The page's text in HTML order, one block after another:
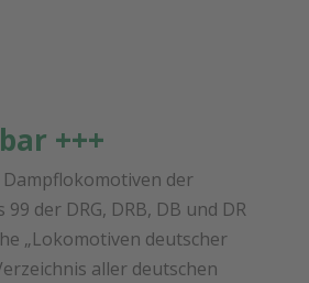
+++
der
der DRG, DRB, DB und DR
„Lokomotiven deutscher
aller deutschen